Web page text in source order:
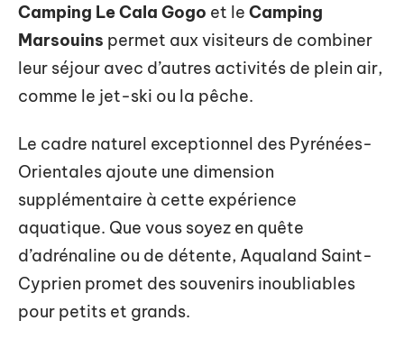
Camping Le Cala Gogo et le Camping
Marsouins permet aux visiteurs de combiner
leur séjour avec d’autres activités de plein air,
comme le jet-ski ou la pêche.
Le cadre naturel exceptionnel des Pyrénées-
Orientales ajoute une dimension
supplémentaire à cette expérience
aquatique. Que vous soyez en quête
d’adrénaline ou de détente, Aqualand Saint-
Cyprien promet des souvenirs inoubliables
pour petits et grands.